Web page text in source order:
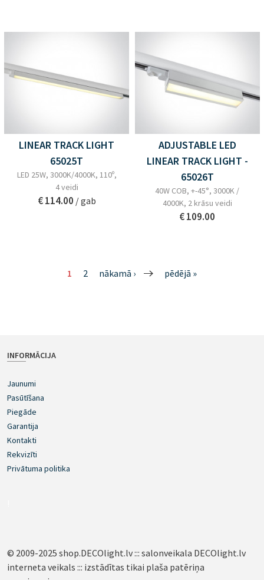
LINEAR TRACK LIGHT
65025T
LED 25W, 3000K/4000K, 110º,
4 veidi
€ 114.00 / gab
ADJUSTABLE LED
LINEAR TRACK LIGHT -
65026T
40W COB, +-45°, 3000K /
4000K, 2 krāsu veidi
€ 109.00
1 2 nākamā › pēdējā »
INFORMĀCIJA
Jaunumi
Pasūtīšana
Piegāde
Garantija
Kontakti
Rekvizīti
Privātuma politika
© 2009-2025 shop.DECOlight.lv ::: salonveikala DECOlight.lv
interneta veikals ::: izstādītas tikai plaša patēriņa